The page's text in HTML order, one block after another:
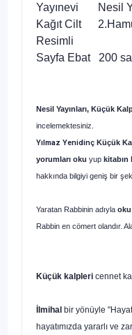
Yayınevi Nesil
Kağıt Cilt
Resimli
Sayfa Ebat 200
Nesil Yayınları, Küçük
incelemektesiniz.
Yılmaz Yenidinç Küçük
yorumları oku yup kitabın
hakkında bilgiyi geniş bir
Yaratan Rabbinin adıyla oku
Rabbin en cömert olandır.
Küçük kalpleri cennet
İlmihal bir yönüyle
hayatımızda yararlı ve